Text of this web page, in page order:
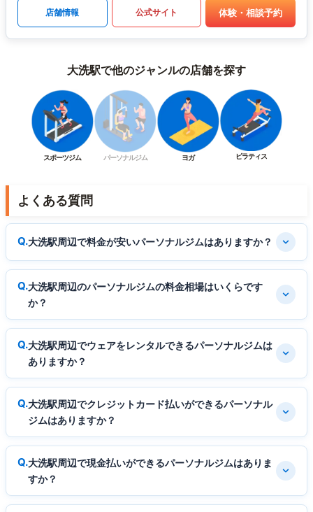
店舗情報 公式サイト 体験・相談予約
大洗駅で他のジャンルの店舗を探す
スポーツジム パーソナルジム ヨガ ピラティス
よくある質問
大洗駅周辺で料金が安いパーソナルジムはありますか？
大洗駅周辺のパーソナルジムの料金相場はいくらです
か？
大洗駅周辺でウェアをレンタルできるパーソナルジムは
ありますか？
大洗駅周辺でクレジットカード払いができるパーソナル
ジムはありますか？
大洗駅周辺で現金払いができるパーソナルジムはありま
すか？